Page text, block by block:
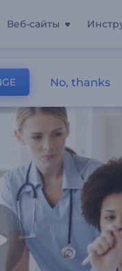
Веб-сайты
No, thanks